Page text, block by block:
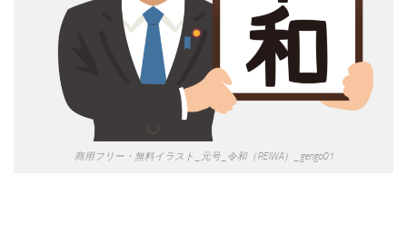
商用フリー・無料イラスト_元号_令和（REIWA）_gengo01